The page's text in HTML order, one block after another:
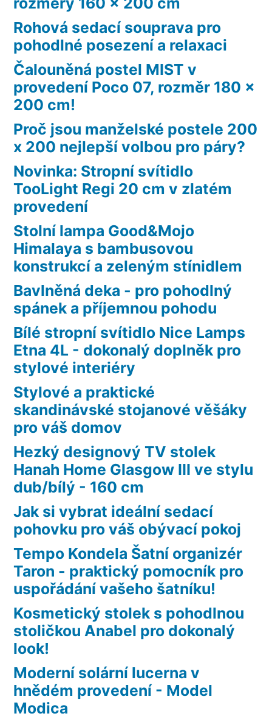
Rohová sedací souprava pro
pohodlné posezení a relaxaci
Čalouněná postel MIST v
provedení Poco 07, rozměr 180 x
200 cm!
Proč jsou manželské postele 200
x 200 nejlepší volbou pro páry?
Novinka: Stropní svítidlo
TooLight Regi 20 cm v zlatém
provedení
Stolní lampa Good&Mojo
Himalaya s bambusovou
konstrukcí a zeleným stínidlem
Bavlněná deka - pro pohodlný
spánek a příjemnou pohodu
Bílé stropní svítidlo Nice Lamps
Etna 4L - dokonalý doplněk pro
stylové interiéry
Stylové a praktické
skandinávské stojanové věšáky
pro váš domov
Hezký designový TV stolek
Hanah Home Glasgow III ve stylu
dub/bílý - 160 cm
Jak si vybrat ideální sedací
pohovku pro váš obývací pokoj
Tempo Kondela Šatní organizér
Taron - praktický pomocník pro
uspořádání vašeho šatníku!
Kosmetický stolek s pohodlnou
stoličkou Anabel pro dokonalý
look!
Moderní solární lucerna v
hnědém provedení - Model
Modica